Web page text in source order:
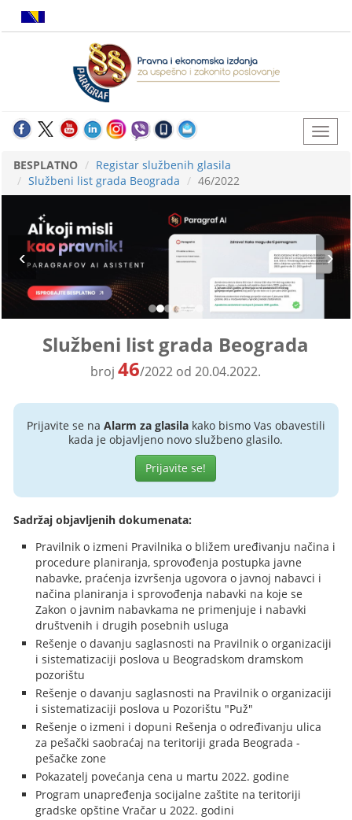
BESPLATNO
Registar službenih glasila
Službeni list grada Beograda
46/2022
Službeni list grada Beograda
broj46/2022 od 20.04.2022.
Prijavite se na Alarm za glasilakako bismo Vas obavestili
kada je objavljeno novo službeno glasilo.
Prijavite se!
Sadržaj objavljenih dokumenata:
Pravilnik o izmeni Pravilnika o bližem uređivanju načina i
procedure planiranja, sprovođenja postupka javne
nabavke, praćenja izvršenja ugovora o javnoj nabavci i
načina planiranja i sprovođenja nabavki na koje se
Zakon o javnim nabavkama ne primenjuje i nabavki
društvenih i drugih posebnih usluga
Rešenje o davanju saglasnosti na Pravilnik o organizaciji
i sistematizaciji poslova u Beogradskom dramskom
pozorištu
Rešenje o davanju saglasnosti na Pravilnik o organizaciji
i sistematizaciji poslova u Pozorištu "Puž"
Rešenje o izmeni i dopuni Rešenja o određivanju ulica
za pešački saobraćaj na teritoriji grada Beograda -
pešačke zone
Pokazatelj povećanja cena u martu 2022. godine
Program unapređenja socijalne zaštite na teritoriji
gradske opštine Vračar u 2022. godini